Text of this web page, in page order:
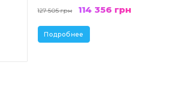
127 505грн 114 356 грн
Подробнее